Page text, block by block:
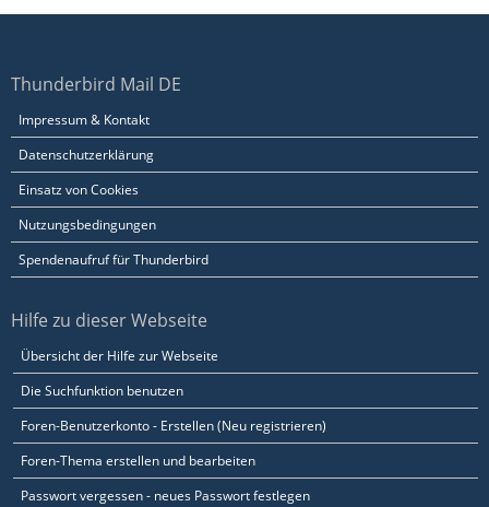
Thunderbird Mail DE
Impressum & Kontakt
Datenschutzerklärung
Einsatz von Cookies
Nutzungsbedingungen
Spendenaufruf für Thunderbird
Hilfe zu dieser Webseite
Übersicht der Hilfe zur Webseite
Die Suchfunktion benutzen
Foren-Benutzerkonto - Erstellen (Neu registrieren)
Foren-Thema erstellen und bearbeiten
Passwort vergessen - neues Passwort festlegen